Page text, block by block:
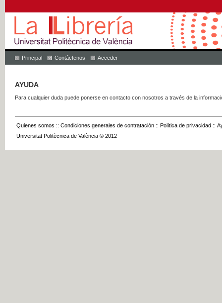
Principal Contáctenos Acceder
AYUDA
Para cualquier duda puede ponerse en contacto con nosotros a través de la
Quienes somos :: Condiciones generales de contratación :: Política de privacidad ::
Universitat Politècnica de València © 2012